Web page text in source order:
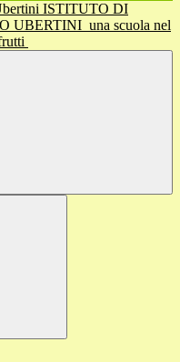
ISTITUTO DI
UBERTINI una scuola nel